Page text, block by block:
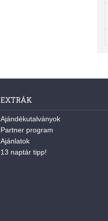
EXTRÁK
Ajándékutalványok
Partner program
Ajánlatok
13 naptár tipp!